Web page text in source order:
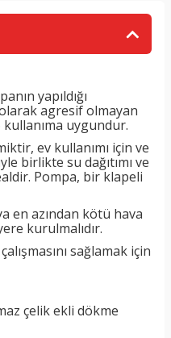
yapıldığı
agresif olmayan
kullanıma uygundur.
ev kullanımı için ve
birlikte su dağıtımı ve
Pompa, bir klapeli
en azından kötü hava
kurulmalıdır.
sağlamak için
çelik ekli dökme